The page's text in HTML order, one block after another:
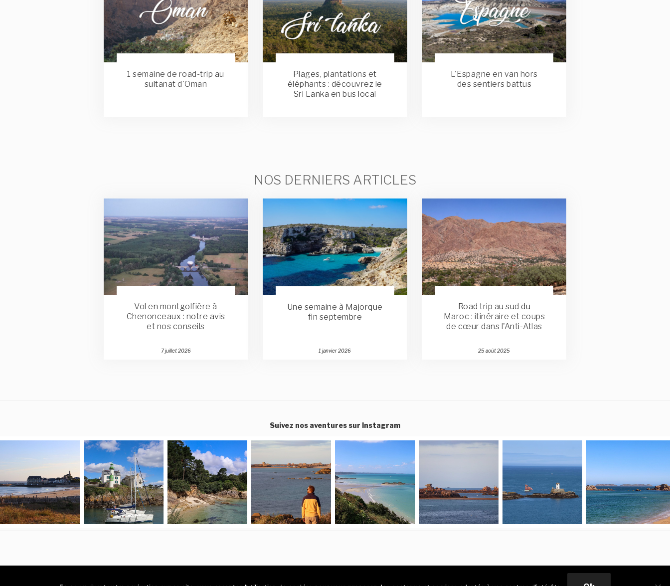
1 semaine de road-trip au
sultanat d'Oman
Plages, plantations et
éléphants : découvrez le
Sri Lanka en bus local
L'Espagne en van hors
des sentiers battus
NOS DERNIERS ARTICLES
Vol en montgolfière à
Chenonceaux : notre avis
et nos conseils
Publié
7 juillet 2026
Une semaine à Majorque
fin septembre
Publié
1 janvier 2026
Road trip au sud du
Maroc : itinéraire et coups
de cœur dans l'Anti-Atlas
Publié
25 août 2025
Suivez nos aventures sur Instagram